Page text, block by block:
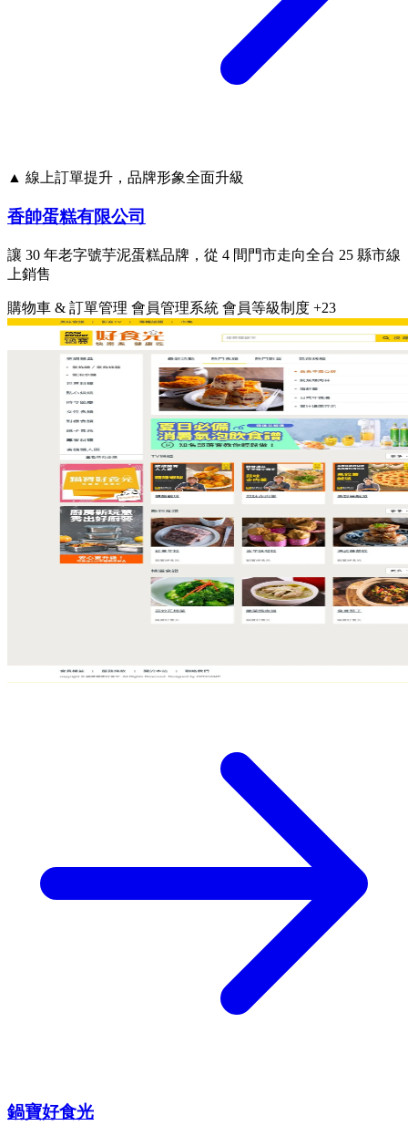
▲ 線上訂單提升，品牌形象全面升級
香帥蛋糕有限公司
讓 30 年老字號芋泥蛋糕品牌，從 4 間門市走向全台 25 縣市線
上銷售
購物車 & 訂單管理 會員管理系統 會員等級制度 +23
鍋寶好食光